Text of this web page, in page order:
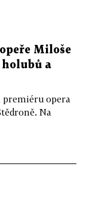
Miloše
holubů a
premiéru opera
Na